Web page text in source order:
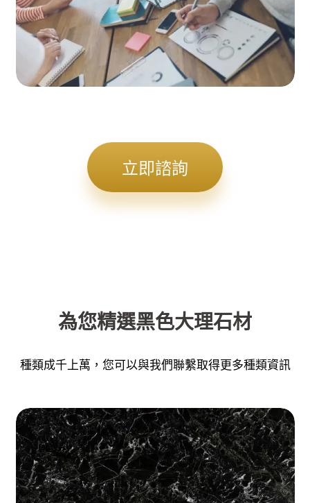
立即諮詢
為您精選黑色大理石材
種類成千上萬，您可以與我們聯繫取得更多種類資訊